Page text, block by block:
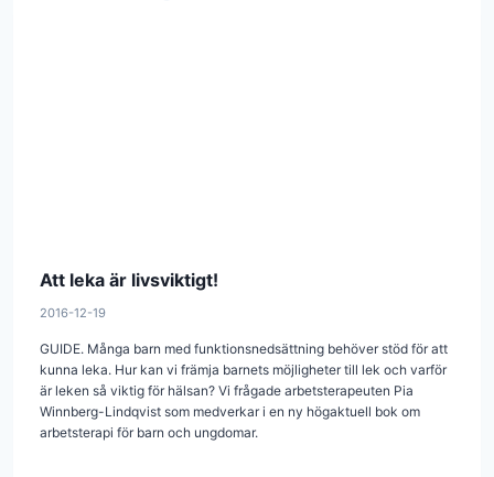
Att leka är livsviktigt!
2016-12-19
GUIDE. Många barn med funktionsnedsättning behöver stöd för att
kunna leka. Hur kan vi främja barnets möjligheter till lek och varför
är leken så viktig för hälsan? Vi frågade arbetsterapeuten Pia
Winnberg-Lindqvist som med­verkar i en ny högaktuell bok om
arbetsterapi för barn och ungdomar.